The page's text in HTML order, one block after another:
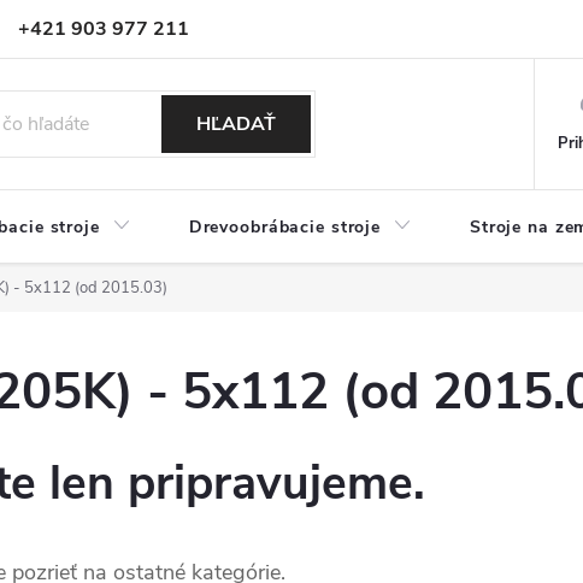
+421 903 977 211
ochrany osobných údajov
HĽADAŤ
stroje Drevoobrábacie stroje Stroje na
- 5x112 (od 2015.03)
- 5x112 (od
len pripravujeme.
pozrieť na ostatné kategórie.